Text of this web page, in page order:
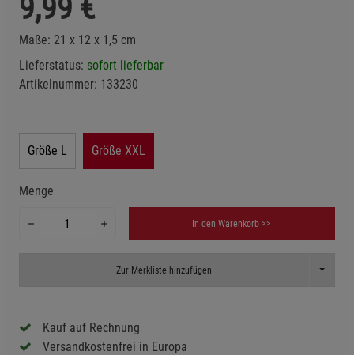
9,99 €
Maße: 21 x 12 x 1,5 cm
Lieferstatus: sofort lieferbar
Artikelnummer: 133230
Größe L Größe XXL
Menge
In den Warenkorb >>
Zur Merkliste hinzufügen Toggle
Kauf auf Rechnung
Versandkostenfrei in Europa